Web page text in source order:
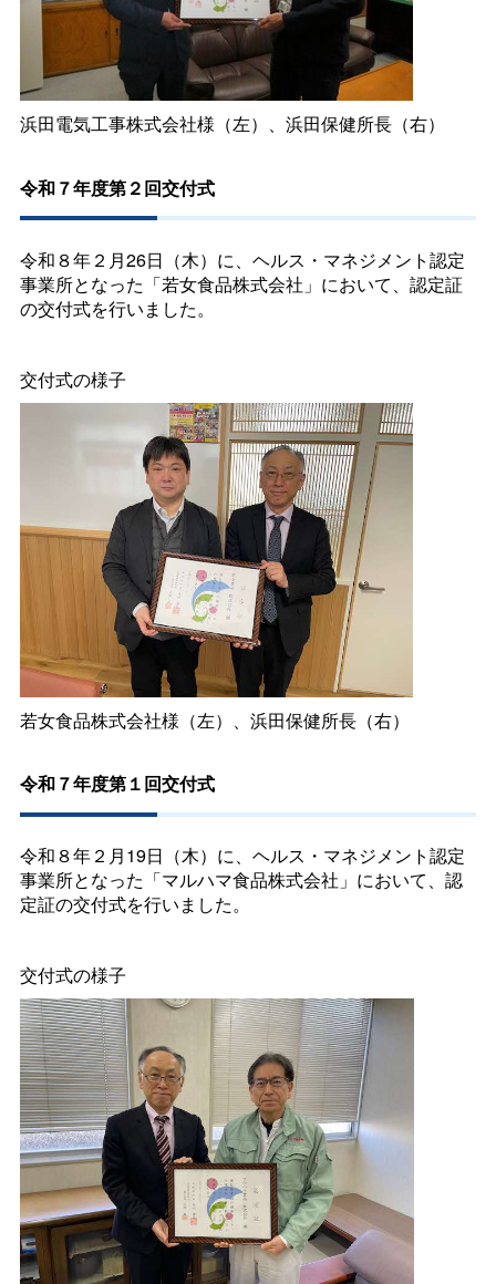
浜田電気工事株式会社様（左）、浜田保健所長（右）
令和７年度第２回交付式
令和８年２月26日（木）に、ヘルス・マネジメント認定
事業所となった「若女食品株式会社」において、認定証
の交付式を行いました。
交付式の様子
若女食品株式会社様（左）、浜田保健所長（右）
令和７年度第１回交付式
令和８年２月19日（木）に、ヘルス・マネジメント認定
事業所となった「マルハマ食品株式会社」において、認
定証の交付式を行いました。
交付式の様子